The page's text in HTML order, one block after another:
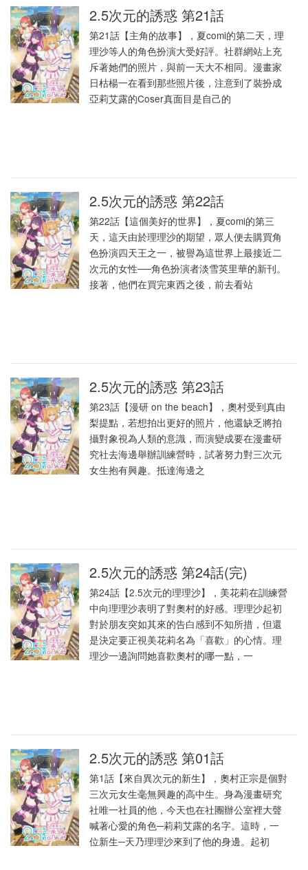
2.5次元的誘惑 第21話
第21話【主角的故事】，夏comi的第二天，理
理沙等人的角色扮演大受好評。社群網站上充
斥著她們的照片，與前一天大不相同。漫畫家
日枯楊一在看到那些照片後，注意到了裝扮成
亞莉艾露的Coser真面目是自己的
2.5次元的誘惑 第22話
第22話【這個美好的世界】，夏comi的第三
天，這天由於理理沙的期望，眾人便去購買角
色扮演四天王之一，被譽為這世界上最接近二
次元的女性──角色扮演者淡雪英里華的新刊。
接著，他們在買完東西之後，前去看站
2.5次元的誘惑 第23話
第23話【漫研 on the beach】，奧村受到真由
梨提點，若想拍出更好的照片，他還缺乏將拍
攝對象視為人類的意識，而演變成要在漫畫研
究社去海邊舉辦訓練營時，試著努力對三次元
女生抱有興趣。抵達海邊之
2.5次元的誘惑 第24話(完)
第24話【2.5次元的理理沙】，美花莉在訓練營
中向理理沙表明了對奧村的好感。理理沙起初
對於朋友突如其來的告白感到不知所措，但還
是決定要正視美花莉名為「喜歡」的心情。理
理沙一邊詢問她喜歡奧村的哪一點，一
2.5次元的誘惑 第01話
第1話【來自異次元的新生】，奧村正宗是個對
三次元女生毫無興趣的高中生。身為漫畫研究
社唯一社員的他，今天也在社團辦公室裡大聲
喊著心愛的角色─莉莉艾露的名字。這時，一
位新生─天乃理理沙來到了他的身邊。起初